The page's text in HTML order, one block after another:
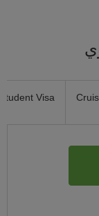
Student Visa